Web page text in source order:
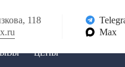
118
Max
ЦЕНЫ